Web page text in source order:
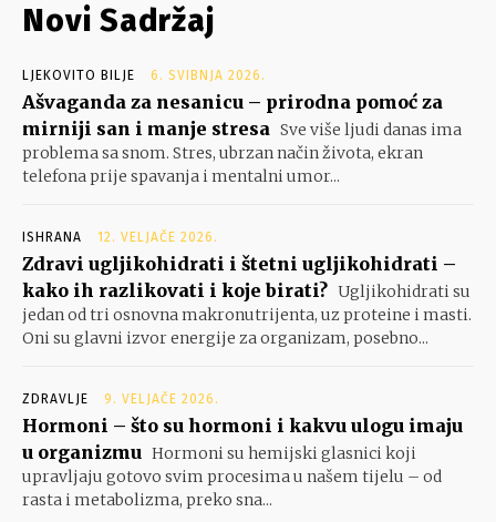
Novi Sadržaj
LJEKOVITO BILJE 6. SVIBNJA 2026.
Ašvaganda za nesanicu – prirodna pomoć za
mirniji san i manje stresa Sve više ljudi danas ima
problema sa snom. Stres, ubrzan način života, ekran
telefona prije spavanja i mentalni umor...
ISHRANA 12. VELJAČE 2026.
Zdravi ugljikohidrati i štetni ugljikohidrati –
kako ih razlikovati i koje birati? Ugljikohidrati su
jedan od tri osnovna makronutrijenta, uz proteine i masti.
Oni su glavni izvor energije za organizam, posebno...
ZDRAVLJE 9. VELJAČE 2026.
Hormoni – što su hormoni i kakvu ulogu imaju
u organizmu Hormoni su hemijski glasnici koji
upravljaju gotovo svim procesima u našem tijelu – od
rasta i metabolizma, preko sna...